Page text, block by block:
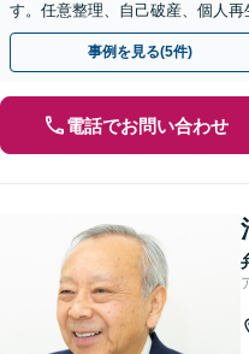
す。任意整理、自己破産、個人
ます。過払い金のご相談もお受け
事例を見る(5件)
電話でお問い合わせ